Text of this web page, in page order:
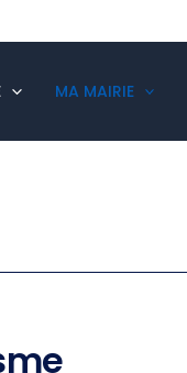
MA MAIRIE